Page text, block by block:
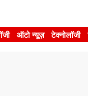
ऑटो न्यूज़ टेक्नोलॉजी